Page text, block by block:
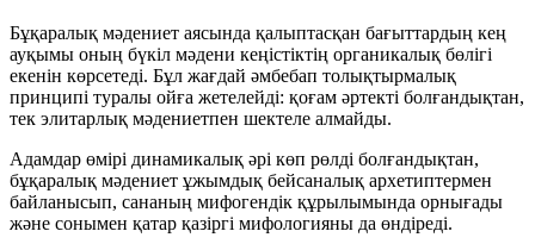
Бұқаралық мәдениет аясында қалыптасқан бағыттардың кең
ауқымы оның бүкіл мәдени кеңістіктің органикалық бөлігі
екенін көрсетеді. Бұл жағдай әмбебап толықтырмалық
принципі туралы ойға жетелейді: қоғам әртекті болғандықтан,
тек элитарлық мәдениетпен шектеле алмайды.
Адамдар өмірі динамикалық әрі көп рөлді болғандықтан,
бұқаралық мәдениет ұжымдық бейсаналық архетиптермен
байланысып, сананың мифогендік құрылымында орнығады
және сонымен қатар қазіргі мифологияны да өндіреді.